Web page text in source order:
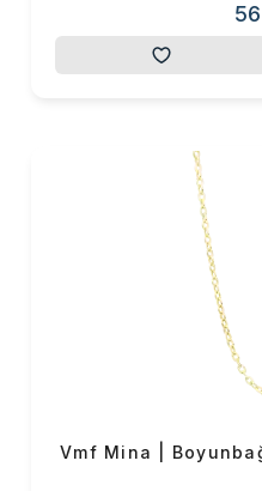
56
Vmf Mina |